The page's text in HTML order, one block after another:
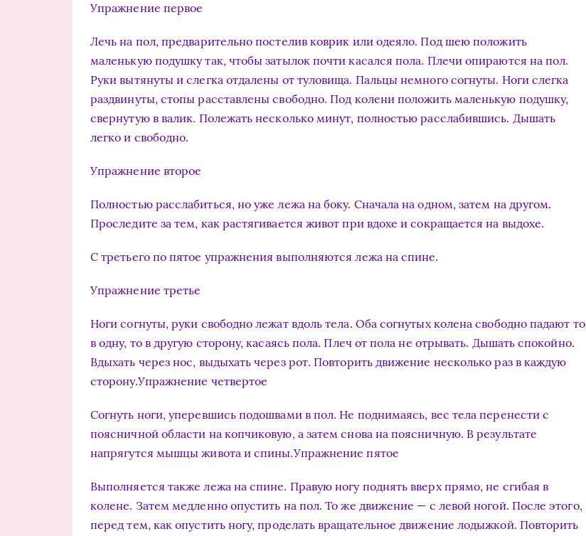
Упражнение первое
Лечь на пол, предварительно постелив коврик или одеяло. Под шею положить
маленькую подушку так, чтобы затылок почти касался пола. Плечи опираются на пол.
Руки вытянуты и слегка отдалены от туловища. Пальцы немного согнуты. Ноги слегка
раздвинуты, стопы расставлены свободно. Под колени положить маленькую подушку,
свернутую в валик. Полежать несколько минут, полностью расслабившись. Дышать
легко и свободно.
Упражнение второе
Полностью расслабиться, но уже лежа на боку. Сначала на одном, затем на другом.
Проследите за тем, как растягивается живот при вдохе и сокращается на выдохе.
С третьего по пятое упражнения выполняются лежа на спине.
Упражнение третье
Ноги согнуты, руки свободно лежат вдоль тела. Оба согнутых колена свободно падают то
в одну, то в другую сторону, касаясь пола. Плеч от пола не отрывать. Дышать спокойно.
Вдыхать через нос, выдыхать через рот. Повторить движение несколько раз в каждую
сторону.Упражнение четвертое
Согнуть ноги, уперевшись подошвами в пол. Не поднимаясь, вес тела перенести с
поясничной области на копчиковую, а затем снова на поясничную. В результате
напрягутся мышцы живота и спины.Упражнение пятое
Выполняется также лежа на спине. Правую ногу поднять вверх прямо, не сгибая в
колене. Затем медленно опустить на пол. То же движение — с левой ногой. После этого,
перед тем, как опустить ногу, проделать вращательное движение лодыжкой. Повторить